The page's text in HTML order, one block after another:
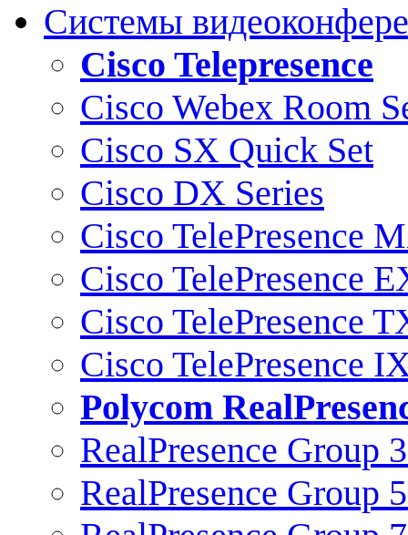
Системы
Cisco Telepresence
Cisco Webex Room
Cisco SX Quick Set
Cisco DX Series
Cisco TelePresence
Cisco TelePresence
Cisco TelePresence
Cisco TelePresence
Polycom
RealPresence Group
RealPresence Group